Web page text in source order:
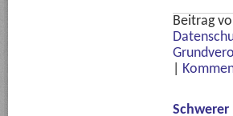
Beitrag